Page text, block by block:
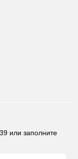
или заполните